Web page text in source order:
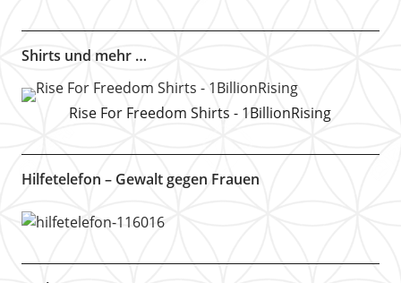
Shirts und mehr …
Rise For Freedom Shirts - 1BillionRising
Hilfetelefon – Gewalt gegen Frauen